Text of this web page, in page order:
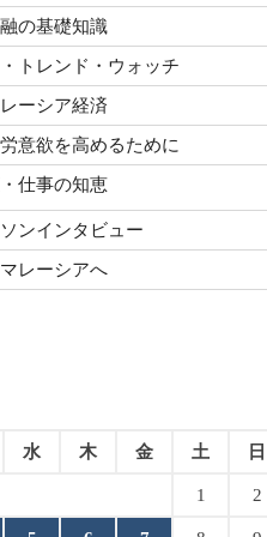
の基礎知識
トレンド・ウォッチ
ーシア経済
意欲を高めるために
仕事の知恵
ンインタビュー
レーシアへ
水 木 金 土 日
1 2